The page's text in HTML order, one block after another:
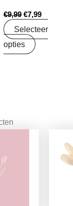
€9,99 €7,99
Selecteer
opties